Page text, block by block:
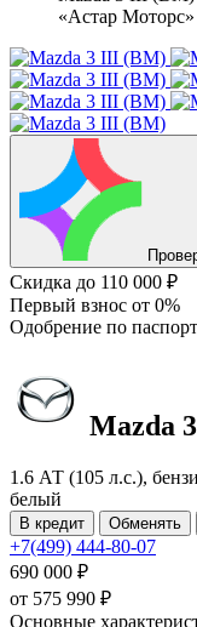
«Астар Моторс»
Скидка до 110 000 ₽
Первый взнос от 0%
Одобрение по
Mazda 3
1.6 АТ (105 л.с.),
белый
В кредит Обменять
+7(499) 444-80-07
690 000 ₽
от 575 990 ₽
Основные